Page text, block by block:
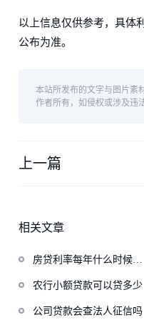
以上信息仅供参考，具体
公布为准。
本站所发布的文字与图片素
作者所有，如侵权或涉及违
上一篇
相关文章
房贷利率每年什么时候调
农行小额贷款可以贷多少
公司贷款会查法人征信吗